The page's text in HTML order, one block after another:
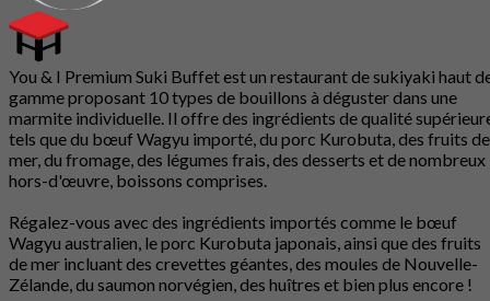
You & I Premium Suki Buffet est un restaurant de sukiyaki haut
gamme proposant 10 types de bouillons à déguster dans une
marmite individuelle. Il offre des ingrédients de qualité
tels que du bœuf Wagyu importé, du porc Kurobuta, des fruits de
mer, du fromage, des légumes frais, des desserts et de nombreux
hors-d'œuvre, boissons comprises.
Régalez-vous avec des ingrédients importés comme le bœuf
Wagyu australien, le porc Kurobuta japonais, ainsi que des fruits
de mer incluant des crevettes géantes, des moules de Nouvelle-
Zélande, du saumon norvégien, des huîtres et bien plus encore !